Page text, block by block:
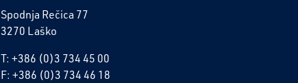
Spodnja Rečica 77
3270 Laško
T: +386 (0)3 734 45 00
F: +386 (0)3 734 46 18